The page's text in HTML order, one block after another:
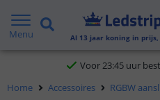
Menu Al 13 jaar koning in
Voor 23:45 uur
Home
Accessoires RGBW